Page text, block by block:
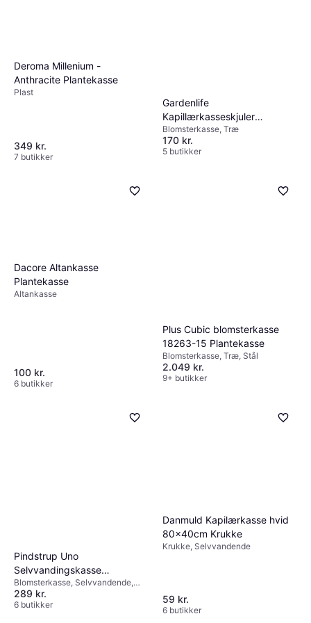
Deroma Millenium -
Anthracite Plantekasse
Plast
349 kr.
7 butikker
Gardenlife
Kapillærkasseskjuler
Plantekasse
Blomsterkasse, Træ
170 kr.
5 butikker
Dacore Altankasse
Plantekasse
Altankasse
100 kr.
6 butikker
Plus Cubic blomsterkasse
18263-15 Plantekasse
Blomsterkasse, Træ, Stål
2.049 kr.
9+ butikker
Pindstrup Uno
Selvvandingskasse
Plantekasse
Blomsterkasse, Selvvandende,
Plast
289 kr.
6 butikker
Danmuld Kapilærkasse hvid
80x40cm Krukke
Krukke, Selvvandende
59 kr.
6 butikker